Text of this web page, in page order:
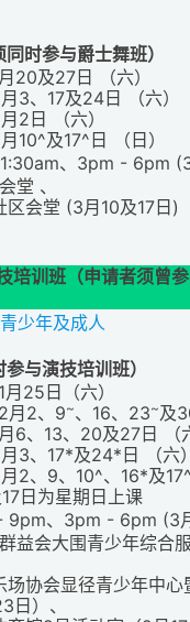
时参与爵士舞班）
20及27日 （六）
3、17及24日 （六）
2日 （六）
10^及17^日 （日）
、3pm - 6pm (3
堂 、
区会堂 (3月10及17日)
培训班（申请者须曾参
少年及成人
与演技培训班）
25日（六）
月2、9~、16、23~及
6、13、20及27日 （
3、17*及24*日 （六）
2、9、10^、16*及17^
日为星期日上课
、3pm - 6pm (3月
益会大围青少年综合
场协会显径青少年中
日）、